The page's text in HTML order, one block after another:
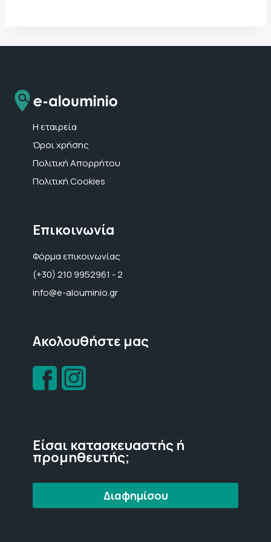
Η εταιρεία
Όροι χρήσης
Πολιτική Απορρήτου
Πολιτική Cookies
Επικοινωνία
Φόρμα επικοινωνίας
(+30) 210 9952961 - 2
info@e-alouminio.gr
Ακολουθήστε μας
Είσαι κατασκευαστής ή
προμηθευτής;
Διαφημίσου